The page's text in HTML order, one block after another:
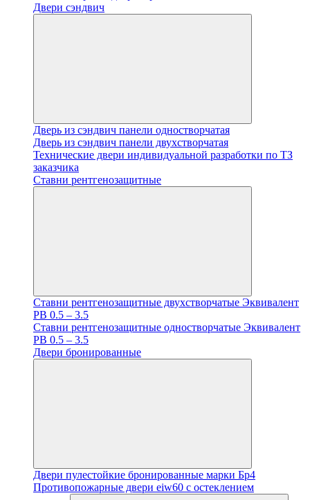
Двери сэндвич
Дверь из сэндвич панели одностворчатая
Дверь из сэндвич панели двухстворчатая
Технические двери индивидуальной разработки по ТЗ
заказчика
Ставни рентгенозащитные
Ставни рентгенозащитные двухстворчатые Эквивалент
PB 0.5 – 3.5
Ставни рентгенозащитные одностворчатые Эквивалент
PB 0.5 – 3.5
Двери бронированные
Двери пулестойкие бронированные марки Бр4
Противопожарные двери eiw60 с остеклением